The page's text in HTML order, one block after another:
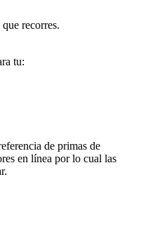
recorres.
tu:
de primas de
en línea por lo cual las